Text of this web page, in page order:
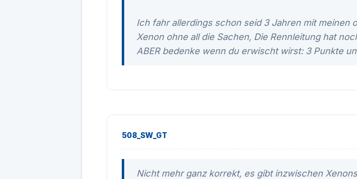
Ich fahr allerdings schon seid 3 Jahren mit meinen
Xenon ohne all die Sachen, Die Rennleitung hat
ABER bedenke wenn du erwischt wirst: 3 Punkte
508_SW_GT
Nicht mehr ganz korrekt, es gibt inzwischen